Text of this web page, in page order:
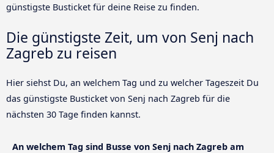
günstigste Busticket für deine Reise zu finden.
Die günstigste Zeit, um von Senj nach
Zagreb zu reisen
Hier siehst Du, an welchem Tag und zu welcher Tageszeit Du
das günstigste Busticket von Senj nach Zagreb für die
nächsten 30 Tage finden kannst.
An welchem Tag sind Busse von Senj nach Zagreb am